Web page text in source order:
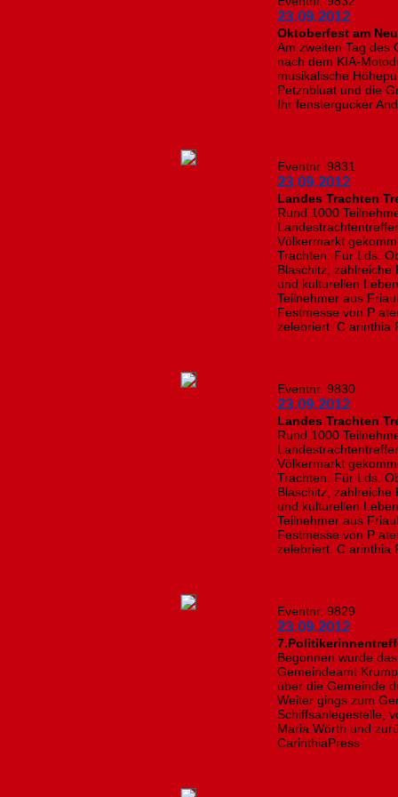
23.09.2012
Oktoberfest am
Am zweiten Tag des
nach dem KIA-
musikalische
Petznbluat und die
Ihr fenstergucker
Eventnr. 9831
23.09.2012
Landes Trachten
Rund 1000
Völkermarkt
Trachten. Für Lds.
Blaschitz, zahlreiche
und kulturellen
Teilnehmer aus
Festmesse von P
zelebriert. C arinthia
Eventnr. 9830
23.09.2012
Landes Trachten
Rund 1000
Völkermarkt
Trachten. Für Lds.
Blaschitz, zahlreiche
und kulturellen
Teilnehmer aus
Festmesse von P
zelebriert. C arinthia
Eventnr. 9829
23.09.2012
Begonnen wurde
Gemeindeamt
über die Gemeinde
Weiter gings zum
Schiffsanlegestelle,
Maria Wörth und
CarinthiaPress